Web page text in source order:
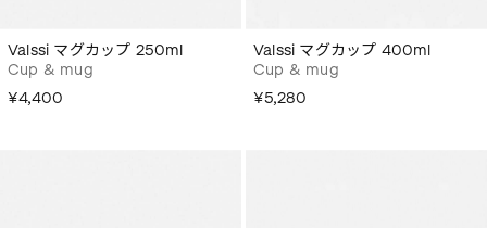
Valssi マグカップ 250ml
Cup & mug
¥4,400
Valssi マグカップ 400ml
Cup & mug
¥5,280